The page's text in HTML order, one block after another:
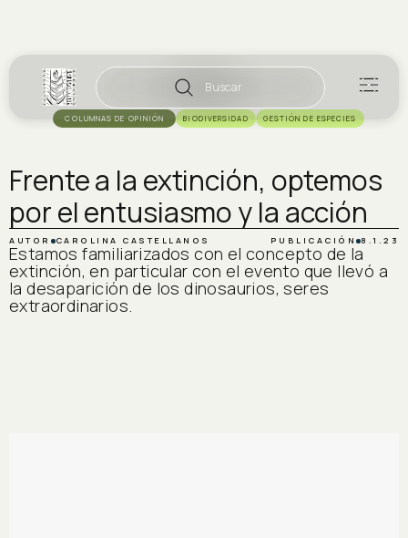
Buscar
COLUMNAS DE OPINIÓN BIODIVERSIDAD GESTIÓN DE ESPECIES
Frente a la extinción, optemos
por el entusiasmo y la acción
AUTOR CAROLINA CASTELLANOS PUBLICACIÓN 8.1.23
Estamos familiarizados con el concepto de la
extinción, en particular con el evento que llevó a
la desaparición de los dinosaurios, seres
extraordinarios.